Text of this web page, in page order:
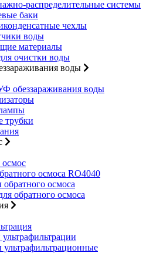
распределительные системы
баки
чехлы
воды
материалы
очистки воды
воды
обеззараживания воды
трубки
осмоса RO4040
осмоса
обратного осмоса